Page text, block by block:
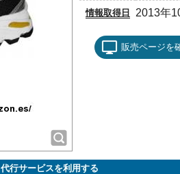
情報取得日 2013年
販売ページを
代行サービスを利用する